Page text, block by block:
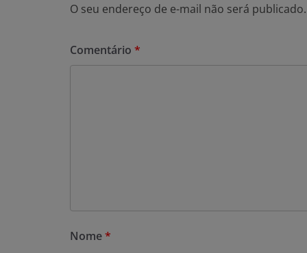
O seu endereço de e-mail não será publicado.
Comentário *
Nome*